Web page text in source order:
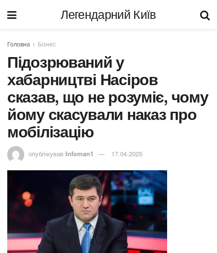
Легендарний Київ
Головна Бізнес
Підозрюваний у
хабарництві Насіров
сказав, що не розуміє, чому
йому скасували наказ про
мобілізацію
опублікував Infoman1 17.04.2025